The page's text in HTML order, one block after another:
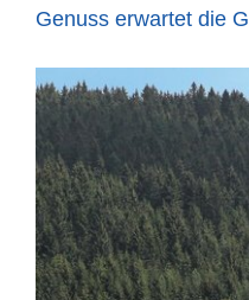
Genuss erwartet die